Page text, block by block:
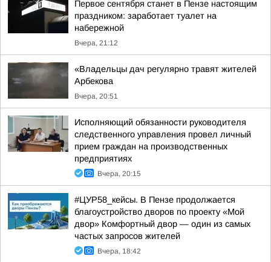
Первое сентября станет в Пензе настоящим
праздником: заработает туалет на
набережной
Вчера, 21:12
«Владельцы дач регулярно травят жителей
Арбекова
Вчера, 20:51
Исполняющий обязанности руководителя
следственного управления провел личный
прием граждан на производственных
предприятиях
Вчера, 20:15
#ЦУР58_кейсы. В Пензе продолжается
благоустройство дворов по проекту «Мой
двор» Комфортный двор — один из самых
частых запросов жителей
Вчера, 18:42